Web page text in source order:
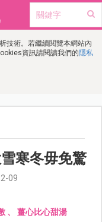
技術。若繼續閱覽本網站內
資訊請閱讀我們的隱私
寒冬毋免驚
09
、 薑心比心甜湯